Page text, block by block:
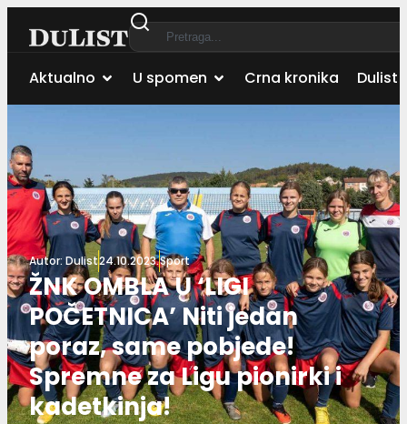
Aktualno U spomen Crna kronika Dulist
Autor: Dulist24.10.2023.Sport
ŽNK OMBLA U ‘LIGI
POČETNICA’ Niti jedan
poraz, same pobjede!
Spremne za Ligu pionirki i
kadetkinja!